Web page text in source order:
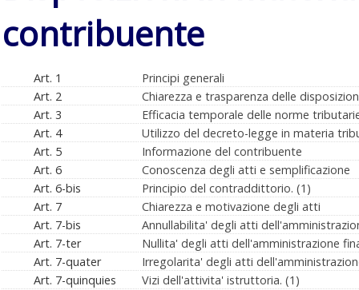
contribuente
Art. 1
Principi generali
Art. 2
Chiarezza e trasparenza delle
Art. 3
Efficacia temporale delle norme
Art. 4
Utilizzo del decreto-legge in materia
Art. 5
Informazione del contribuente
Art. 6
Conoscenza degli atti e semplificazione
Art. 6-bis
Principio del contraddittorio. (1)
Art. 7
Chiarezza e motivazione degli atti
Art. 7-bis
Annullabilita' degli atti
Art. 7-ter
Nullita' degli atti dell'amministrazione
Art. 7-quater
Irregolarita' degli atti
Art. 7-quinquies
Vizi dell'attivita' istruttoria. (1)